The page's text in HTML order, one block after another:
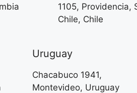
1105, Providencia,
Chile, Chile
Uruguay
Chacabuco 1941,
Montevideo, Uruguay